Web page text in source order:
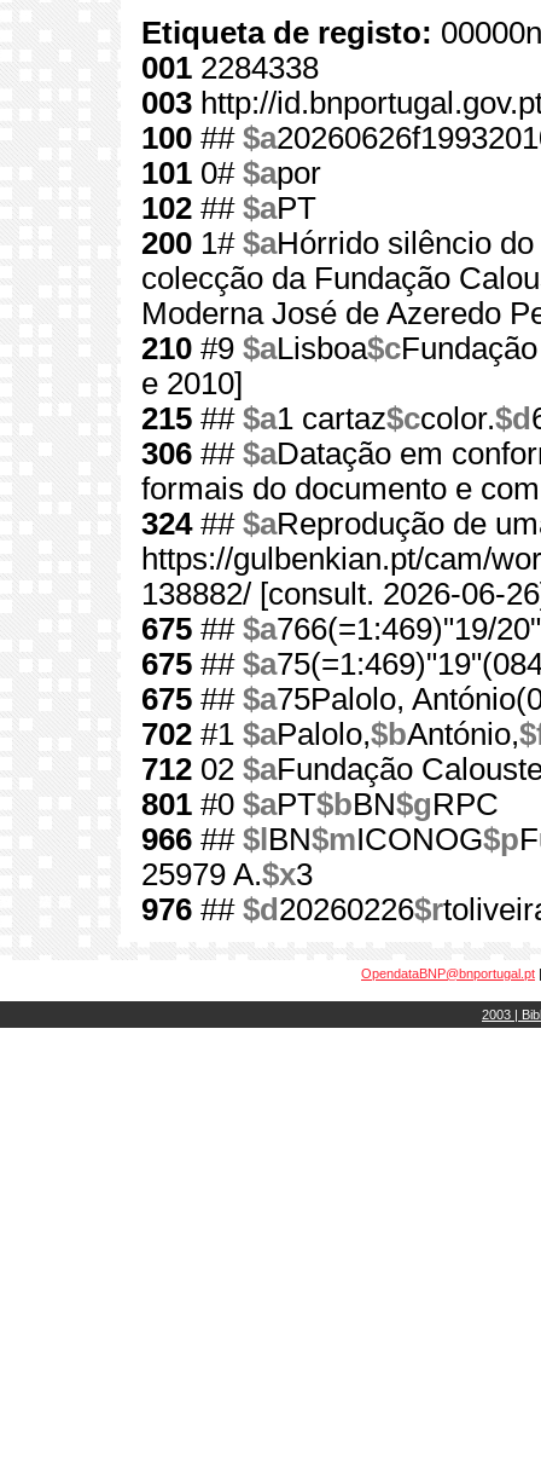
Etiqueta de registo:
001 2284338
003 http://
100 ## $a
101 0# $apor
102 ## $aPT
200 1# $aHórrido silêncio
colecção da Fundação
Moderna José de Azeredo
210 #9 $aLisboa$c
e 2010]
215 ## $a1 cartaz$ccolor.$d
306 ## $aDatação em
formais do documento e
324## $aReprodução de
https://gulbenkian.pt/cam/
138882/ [consult. 2026-06-
675 ## $a766(=1:469)"19/
675 ## $a
675 ## $a75Palolo,
702 #1 $aPalolo,$bAntónio,
712 02 $aFundação
801 #0 $aPT$bBN$gRPC
966 ## $l BN$mICONOG$p
25979 A.$x3
976 ## $d 20260226$r
OpendataBNP@bnportugal.pt
2003 |